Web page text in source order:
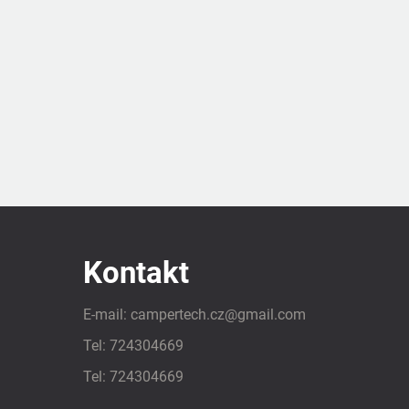
Kontakt
E-mail: campertech.cz@gmail.com
Tel: 724304669
Tel: 724304669